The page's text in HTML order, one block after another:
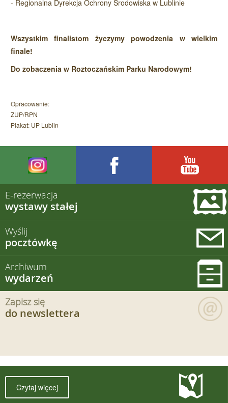
- Regionalna Dyrekcja Ochrony Środowiska w Lublinie
Wszystkim finalistom życzymy powodzenia w wielkim
finale!
Do zobaczenia w Roztoczańskim Parku Narodowym!
Opracowanie:
ZUP/RPN
Plakat: UP Lublin
E-rezerwacja
wystawy stałej
Wyślij
pocztówkę
Archiwum
wydarzeń
Zapisz się
do newslettera
Czytaj więcej